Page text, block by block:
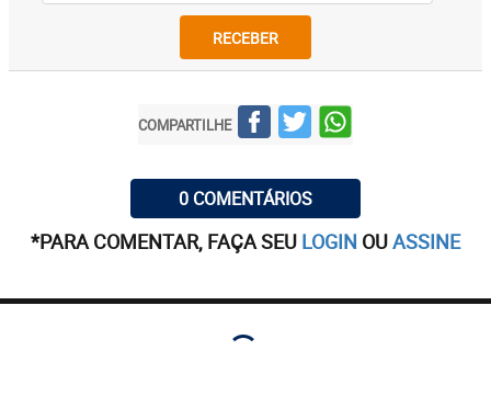
RECEBER
COMPARTILHE
0 COMENTÁRIOS
*PARA COMENTAR, FAÇA SEU LOGIN OUASSINE